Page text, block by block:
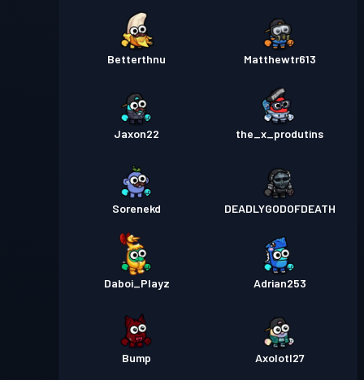
Betterthnu Matthewtr613
Jaxon22 the_x_produtins
Sorenekd DEADLYGODOFDEATH
Daboi_Playz Adrian253
Bump Axolotl27